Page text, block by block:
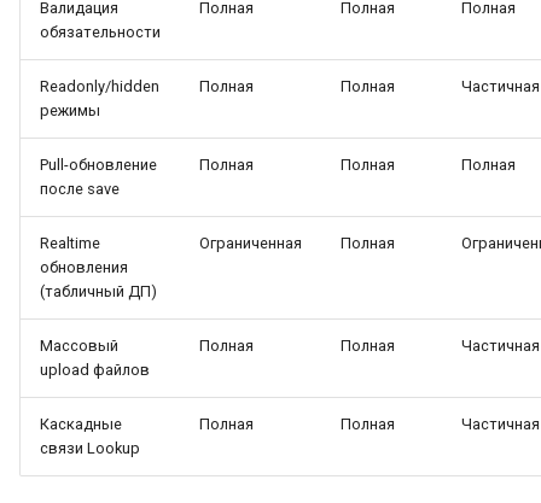
Валидация
обязательности
Полная Полная Полная
Readonly/hidden
режимы
Полная Полная Частичная
Pull-обновление
после save
Полная Полная Полная
Realtime
обновления
(табличный ДП)
Ограниченная Полная
Массовый
upload файлов
Полная Полная Частичная
Каскадные
связи Lookup
Полная Полная Частичная